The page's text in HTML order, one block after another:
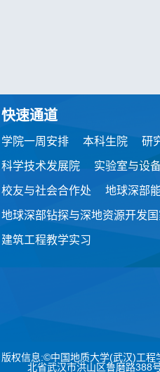
快速通道
学院一周安排 本科生院 研
科学技术发展院 实验室与设
校友与社会合作处 地球深部
地球深部钻探与深地资源开发国
建筑工程教学实习
版权信息:©中国地质大学(武汉)工
北省武汉市洪山区鲁磨路388